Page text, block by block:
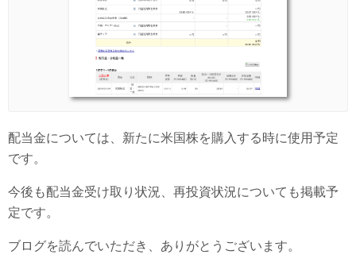
配当金については、新たに米国株を購入する時に使用予定
です。
今後も配当金受け取り状況、再投資状況についても掲載予
定です。
ブログを読んでいただき、ありがとうございます。